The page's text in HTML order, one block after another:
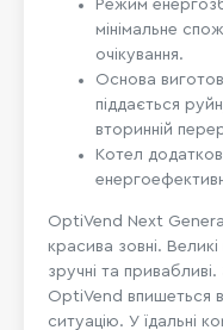
Режим
мінімальне
очікування.
Основа
піддається
вторинній
Котел
OptiVend Next
красива зовні.
зручні та
OptiVend впишеться
ситуацію. У їдальні